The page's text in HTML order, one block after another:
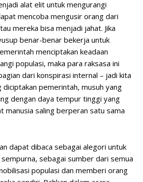
alat elit untuk mengurangi
mencoba mengusir orang dari
mereka bisa menjadi jahat. Jika
benar-benar bekerja untuk
menciptakan keadaan
populasi, maka para raksasa ini
dari konspirasi internal – jadi kita
diciptakan pemerintah, musuh yang
dengan daya tempur tinggi yang
manusia saling berperan satu sama
dapat dibaca sebagai alegori untuk
sebagai sumber dari semua
populasi dan memberi orang